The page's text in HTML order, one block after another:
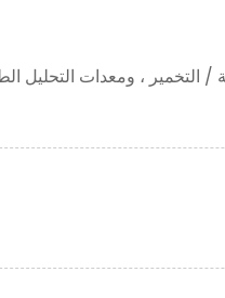
/ التخمير ، ومعدات التحليل